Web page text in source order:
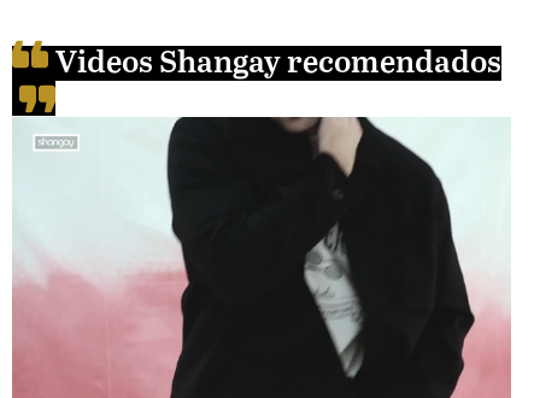
Videos Shangay recomendados